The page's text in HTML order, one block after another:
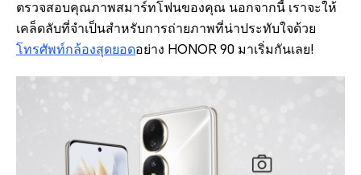
ตรวจสอบคุณภาพสมาร์ทโฟนของคุณ นอกจากนี้ เราจะให้
เคล็ดลับที่จำเป็นสำหรับการถ่ายภาพที่น่าประทับใจด้วย
โทรศัพท์กล้องสุดยอดอย่าง HONOR 90 มาเริ่มกันเลย!